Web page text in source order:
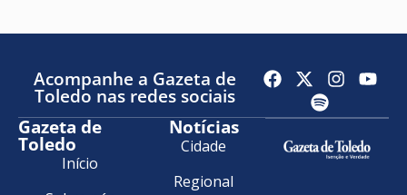
Acompanhe a Gazeta de
Toledo nas redes sociais
Gazeta de
Toledo
Início
Notícias
Cidade
Regional